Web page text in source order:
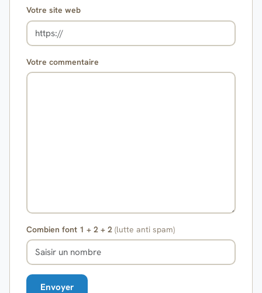
Votre site web
Votre commentaire
Combien font 1 + 2 + 2 (lutte anti spam)